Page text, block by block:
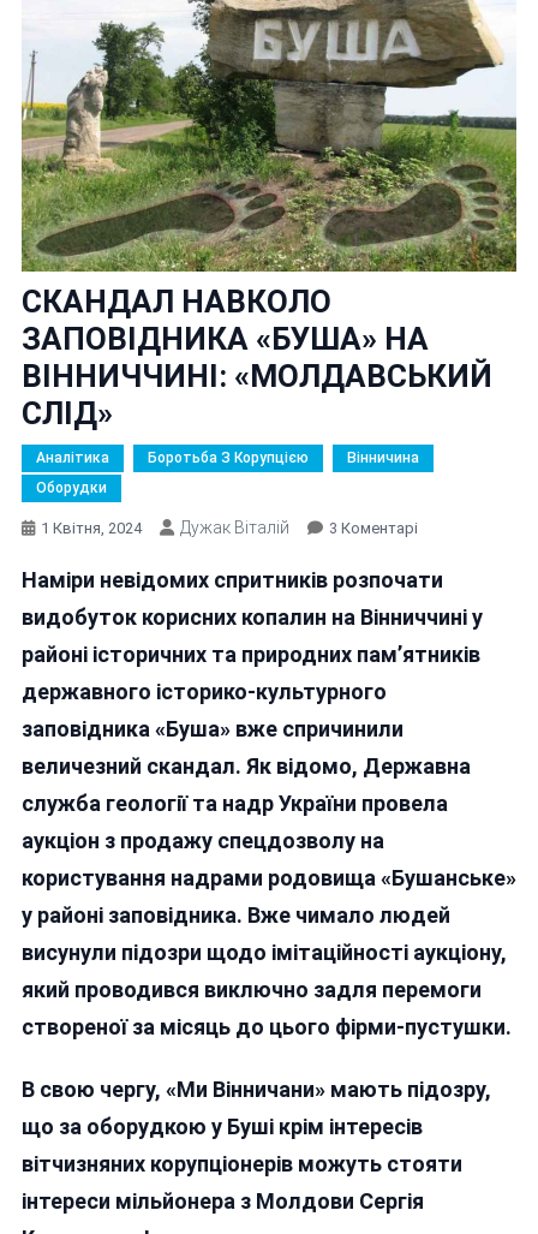
СКАНДАЛ НАВКОЛО
ЗАПОВІДНИКА «БУША» НА
ВІННИЧЧИНІ: «МОЛДАВСЬКИЙ
СЛІД»
Аналітика Боротьба З Корупцією
Вінничина
Оборудки
1 Квітня, 2024 Дужак Віталій 3 КоментаріДо
НАВКОЛО
ЗАПОВІДНИКА
НА
Наміри невідомих спритників розпочати
видобуток корисних копалин на Вінниччині у
районі історичних та природних пам’ятників
державного історико-культурного
заповідника «Буша» вже спричинили
величезний скандал. Як відомо, Державна
служба геології та надр України провела
аукціон з продажу спецдозволу на
користування надрами родовища «Бушанське»
у районі заповідника. Вже чимало людей
висунули підозри щодо імітаційності аукціону,
який проводився виключно задля перемоги
створеної за місяць до цього фірми-пустушки.
В свою чергу, «Ми Вінничани» мають підозру,
що за оборудкою у Буші крім інтересів
вітчизняних корупціонерів можуть стояти
інтереси мільйонера з Молдови Сергія